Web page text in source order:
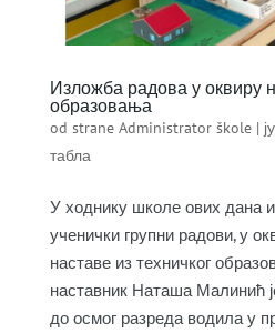
Изложба радова у оквиру
образовања
od strane Administrator škole|
табла
У ходнику школе ових дана
ученички групни радови, у
наставе из техничког
наставник Наташа Малинић
до осмог разреда водила у